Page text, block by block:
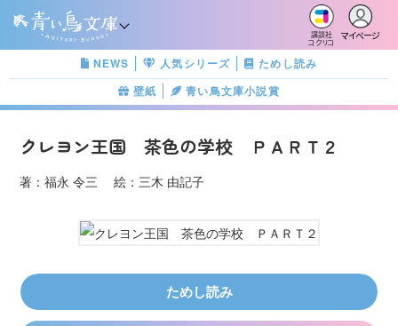
講談社
コクリコ
マイページ
NEWS 人気シリーズ
ためし読み
壁紙
青い鳥文庫小説賞
クレヨン王国 茶色の学校 ＰＡＲＴ２
著：福永 令三 絵：三木 由記子
ためし読み